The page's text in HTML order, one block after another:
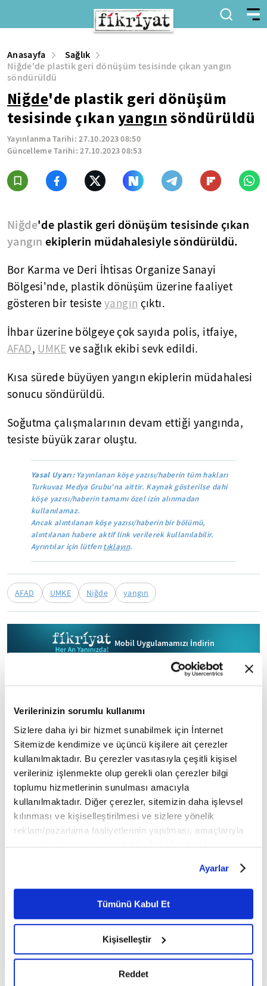
Verilerinizin sorumlu kullanımı
Sizlere daha iyi bir hizmet sunabilmek için İnternet
Sitemizde kendimize ve üçüncü kişilere ait çerezler
kullanılmaktadır. Bu çerezler vasıtasıyla çeşitli kişisel
verileriniz işlenmekte olup gerekli olan çerezler bilgi
toplumu hizmetlerinin sunulması amacıyla
kullanılmaktadır. Diğer çerezler, sitemizin daha işlevsel
kılınması ve kişiselleştirilmesi ve sizlere yönelik
reklam/pazarlama faaliyetlerinin yapılması, amaçlarıyla
sınırlı olarak açık rızanız dahilinde kullanılacaktır.
belirleyebilirsiniz. Çerezlere ilişkin detaylı bilgi için
Ayarlar butonuna tıklayabilir,Çerez Bilgilendirme
Metnimizi ziyaret edebilirsiniz.
6698 sayılı Kişisel Verilerin Korunması Kanunu uyarınca
okumak ve sitemizi ziyaretiniz kapsamında
gerçekleştirilen veri işleme faaliyetleri ile ilgili daha
detaylı bilgi almak için lütfentıklayınız.
Ayarlar
Tümünü Kabul Et
Kişiselleştir
Reddet
Anasayfa
Sağlık
Niğde'de plastik geri dönüşüm tesisinde çıkan yangın
söndürüldü
Niğde'de plastik geri dönüşüm
tesisinde çıkan yangın söndürüldü
Yayınlanma Tarihi:27.10.2023 08:50
Güncelleme Tarihi:27.10.2023 08:53
Niğde'de plastik geri dönüşüm tesisinde çıkan
yangın ekiplerin müdahalesiyle söndürüldü.
Bor Karma ve Deri İhtisas Organize Sanayi
Bölgesi'nde, plastik dönüşüm üzerine faaliyet
gösteren bir tesiste yangın çıktı.
İhbar üzerine bölgeye çok sayıda polis, itfaiye,
AFAD, UMKE ve sağlık ekibi sevk edildi.
Kısa sürede büyüyen yangın ekiplerin müdahalesi
sonucu söndürüldü.
Soğutma çalışmalarının devam ettiği yangında,
tesiste büyük zarar oluştu.
Yasal Uyarı:Yayınlanan köşe yazısı/haberin tüm hakları
Turkuvaz Medya Grubu'na aittir. Kaynak gösterilse dahi
köşe yazısı/haberin tamamı özel izin alınmadan
kullanılamaz.
Ancak alıntılanan köşe yazısı/haberin bir bölümü,
alıntılanan habere aktif link verilerek kullanılabilir.
Ayrıntılar için lütfentıklayın.
AFAD UMKE Niğde yangın
Mobil Uygulamamızı İndirin
Toplumsal bir dayanışma:
Tarihe Tanıklık: Macar
Arşivinden 1860'lardan
İstanbul Fotoğrafları
Bir çiftlik hikayesi: Fareler
ve İnsanlar